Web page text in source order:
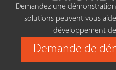
Demandez une
solutions peuvent vous
développement
Demande de